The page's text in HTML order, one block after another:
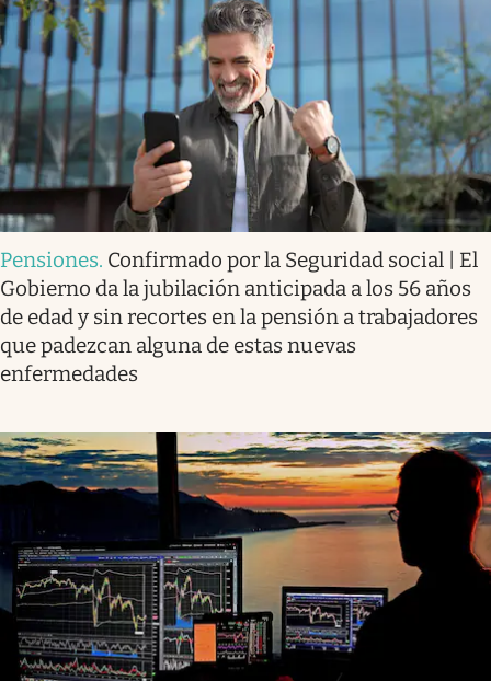
Pensiones. Confirmado por la Seguridad social | El
Gobierno da la jubilación anticipada a los 56 años
de edad y sin recortes en la pensión a trabajadores
que padezcan alguna de estas nuevas
enfermedades